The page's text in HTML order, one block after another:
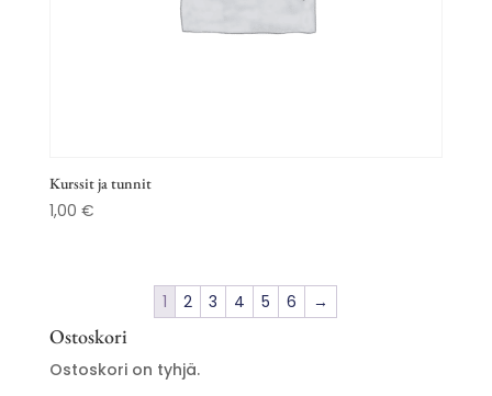
Kurssit ja tunnit
1,00 €
1 2 3 4 5 6 →
Ostoskori
Ostoskori on tyhjä.